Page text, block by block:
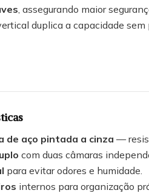
, assegurando maior
duplica a capacidade sem
de aço pintada a cinza —
com duas câmaras
para evitar odores e humidade.
internos para organização